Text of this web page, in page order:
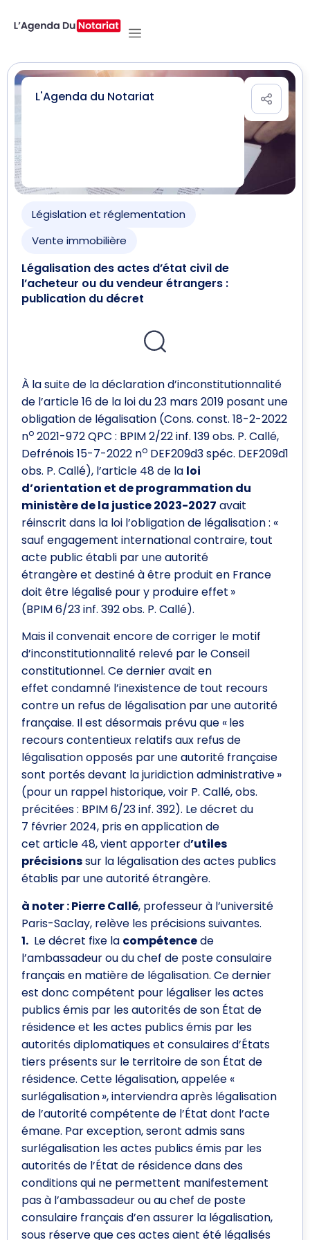
L'Agenda du Notariat
Législation et réglementation
Vente immobilière
Légalisation des actes d’état civil de
l’acheteur ou du vendeur étrangers :
publication du décret
À la suite de la déclaration d’inconstitutionnalité
de l’article 16 de la loi du 23 mars 2019 posant une
obligation de légalisation (Cons. const. 18-2-2022
no 2021-972 QPC : BPIM 2/22 inf. 139 obs. P. Callé,
Defrénois 15-7-2022 no DEF209d3 spéc. DEF209d1
obs. P. Callé), l’article 48 de la loi
d’orientation et de programmation du
ministère de la justice 2023-2027 avait
réinscrit dans la loi l’obligation de légalisation : «
sauf engagement international contraire, tout
acte public établi par une autorité
étrangère et destiné à être produit en France
doit être légalisé pour y produire effet »
(BPIM 6/23 inf. 392 obs. P. Callé).
Mais il convenait encore de corriger le motif
d’inconstitutionnalité relevé par le Conseil
constitutionnel. Ce dernier avait en
effet condamné l’inexistence de tout recours
contre un refus de légalisation par une autorité
française. Il est désormais prévu que « les
recours contentieux relatifs aux refus de
légalisation opposés par une autorité française
sont portés devant la juridiction administrative »
(pour un rappel historique, voir P. Callé, obs.
précitées : BPIM 6/23 inf. 392). Le décret du
7 février 2024, pris en application de
cet article 48, vient apporter d’utiles
précisionssur la légalisation des actes publics
établis par une autorité étrangère.
à noter :Pierre Callé, professeur à l’université
Paris-Saclay, relève les précisions suivantes.
1. Le décret fixe la compétencede
l’ambassadeur ou du chef de poste consulaire
français en matière de légalisation. Ce dernier
est donc compétent pour légaliser les actes
publics émis par les autorités de son État de
résidence et les actes publics émis par les
autorités diplomatiques et consulaires d’États
tiers présents sur le territoire de son État de
résidence. Cette légalisation, appelée «
surlégalisation », interviendra après légalisation
de l’autorité compétente de l’État dont l’acte
émane. Par exception, seront admis sans
surlégalisation les actes publics émis par les
autorités de l’État de résidence dans des
conditions qui ne permettent manifestement
pas à l’ambassadeur ou au chef de poste
consulaire français d’en assurer la légalisation,
sous réserve que ces actes aient été légalisés